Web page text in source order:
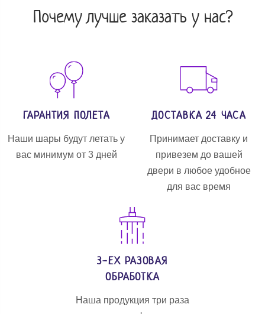
Почему лучше заказать у нас?
ГАРАНТИЯ ПОЛЕТА
Наши шары будут летать у
вас минимум от 3 дней
ДОСТАВКА 24 ЧАСА
Принимает доставку и
привезем до вашей
двери в любое удобное
для вас время
3-ЕХ РАЗОВАЯ
ОБРАБОТКА
Наша продукция три раза